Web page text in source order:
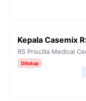
Kepala Casemix
RS Priscilla Medical
Ditutup